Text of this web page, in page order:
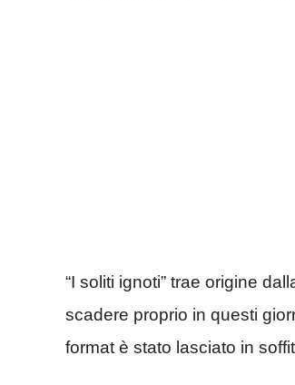
“I soliti ignoti” trae origine
scadere proprio in questi
format è stato lasciato in